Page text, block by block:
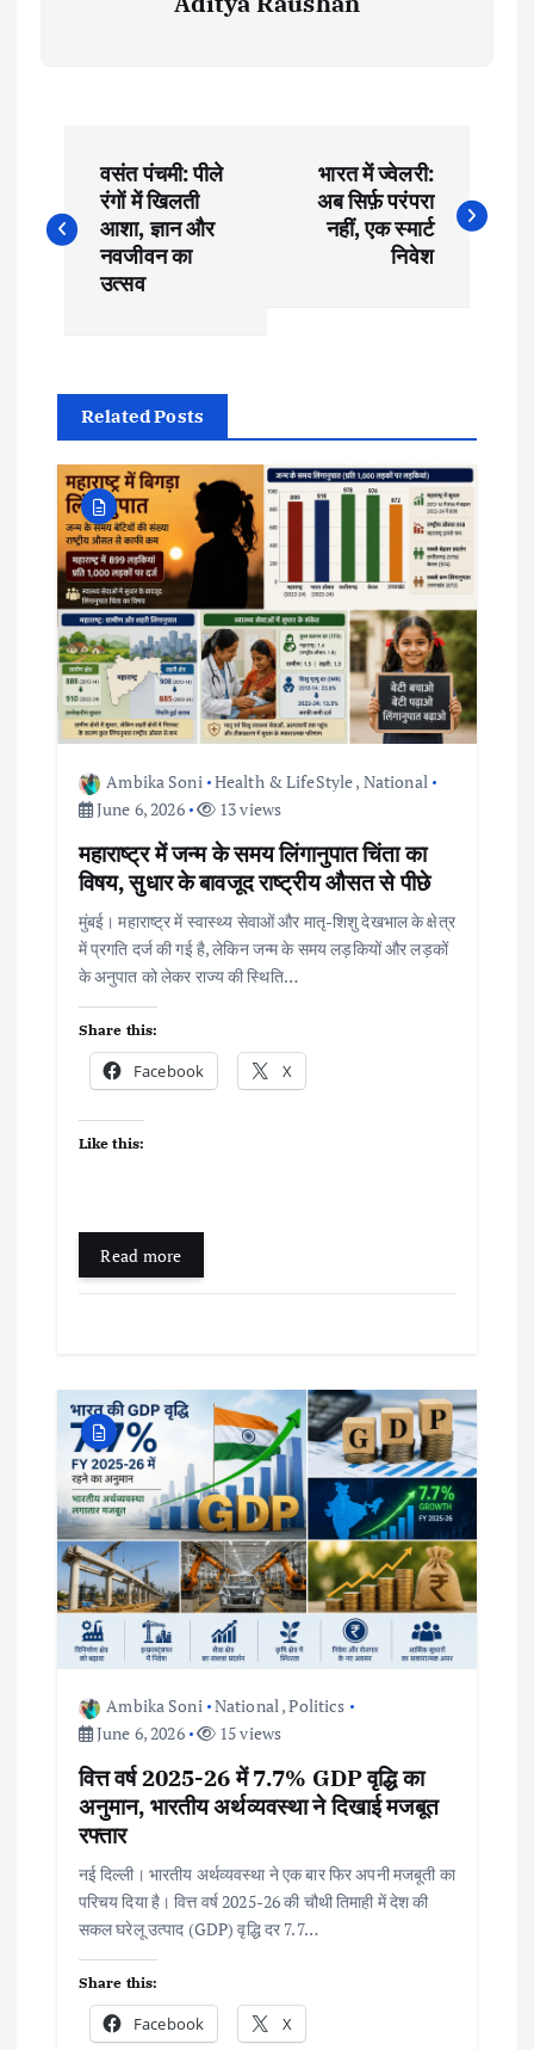
o
n
a
v
g
a
t
वसंत पंचमी: पीले
रंगों में खिलती
आशा, ज्ञान और
नवजीवन का
उत्सव
भारत में ज्वेलरी:
अब सिर्फ़ परंपरा
नहीं, एक स्मार्ट
निवेश
Related Posts
Ambika Soni Health & LifeStyle, National
June 6, 2026
13 views
महाराष्ट्र में जन्म के समय लिंगानुपात चिंता का
विषय, सुधार के बावजूद राष्ट्रीय औसत से पीछे
मुंबई। महाराष्ट्र में स्वास्थ्य सेवाओं और मातृ-शिशु देखभाल के क्षेत्र
में प्रगति दर्ज की गई है, लेकिन जन्म के समय लड़कियों और लड़कों
के अनुपात को लेकर राज्य की स्थिति…
Share this:
Facebook X
Like this:
Read more
Ambika Soni National,Politics
June 6, 2026
15 views
वित्त वर्ष 2025-26 में 7.7% GDP वृद्धि का
अनुमान, भारतीय अर्थव्यवस्था ने दिखाई मजबूत
रफ्तार
नई दिल्ली। भारतीय अर्थव्यवस्था ने एक बार फिर अपनी मजबूती का
परिचय दिया है। वित्त वर्ष 2025-26 की चौथी तिमाही में देश की
सकल घरेलू उत्पाद (GDP) वृद्धि दर 7.7…
Share this:
Facebook X